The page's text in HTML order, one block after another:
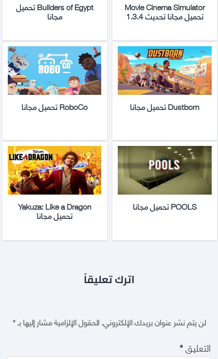
Movie Cinema Simulator
تحميل مجانا تحديث 1.3.4
Builders of Egypt تحميل
مجانا
Dustborn تحميل مجانا RoboCo تحميل مجانا
POOLS تحميل مجانا Yakuza: Like a Dragon
تحميل مجانا
اترك تعليقاً
لن يتم نشر عنوان بريدك الإلكتروني.الحقول الإلزامية مشار إليها بـ*
التعليق*